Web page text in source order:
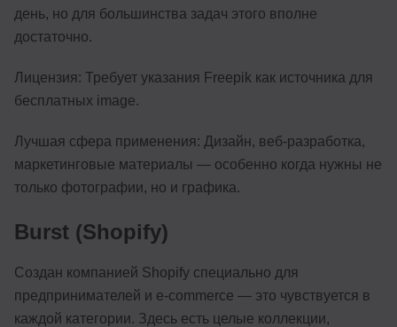
день, но для большинства задач этого вполне
достаточно.
Лицензия: Требует указания Freepik как источника для
бесплатных image.
Лучшая сфера применения: Дизайн, веб-разработка,
маркетинговые материалы — особенно когда нужны не
только фотографии, но и графика.
Burst (Shopify)
Создан компанией Shopify специально для
предпринимателей и e-commerce — это чувствуется в
каждой категории. Здесь есть целые коллекции,